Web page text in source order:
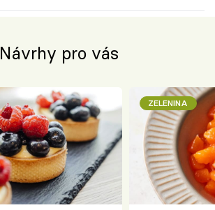
Návrhy pro vás
ZELENINA